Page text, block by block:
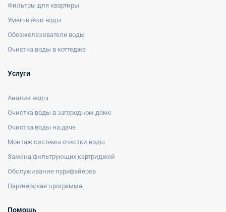
Фильтры для квартиры
Умягчители воды
Обезжелезиватели воды
Очистка воды в коттедже
Услуги
Анализ воды
Очистка воды в загородном доме
Очистка воды на даче
Монтаж системы очистки воды
Замена фильтрующих картриджей
Обслуживание пурифайеров
Партнерская программа
Помощь